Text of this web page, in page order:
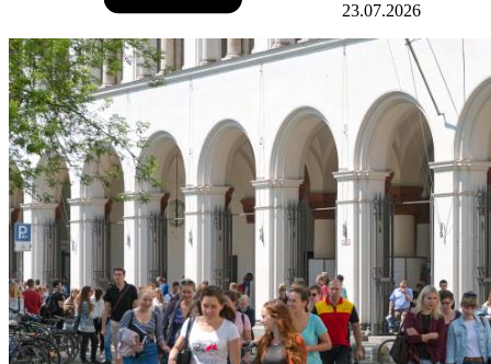
23.07.2026